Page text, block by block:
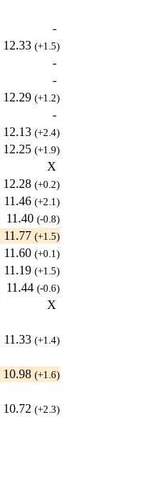
-
12.33 (+1.5)
-
-
12.29 (+1.2)
-
12.13 (+2.4)
12.25 (+1.9)
X
12.28 (+0.2)
11.46 (+2.1)
11.40 (-0.8)
11.77 (+1.5)
11.60 (+0.1)
11.19 (+1.5)
11.44 (-0.6)
X
11.33 (+1.4)
10.98 (+1.6)
10.72 (+2.3)